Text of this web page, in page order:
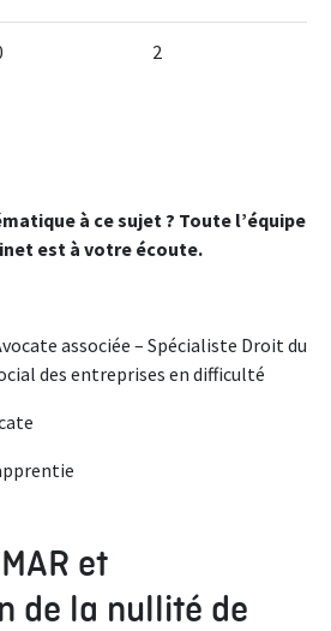
2
à ce sujet ? Toute l’équipe
est à votre écoute.
associée – Spécialiste Droit du
des entreprises en difficulté
et
de la nullité de